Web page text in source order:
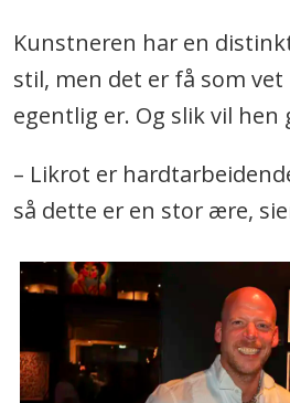
Kunstneren har en
stil, men det er få som
egentlig er. Og slik vil hen
– Likrot er
så dette er en stor ære,